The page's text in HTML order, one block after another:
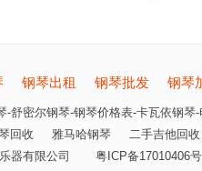
钢琴出租 钢琴批发 钢琴
-舒密尔钢琴-钢琴价格表-卡瓦依钢琴
回收 雅马哈钢琴
二手吉他回收
器有限公司
粤ICP备17010406